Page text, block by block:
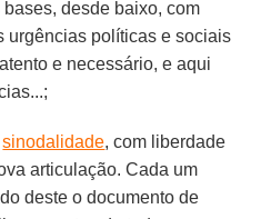
desde baixo, com
urgências políticas e sociais
e necessário, e aqui
sinodalidade, com liberdade
articulação. Cada um
deste o documento de